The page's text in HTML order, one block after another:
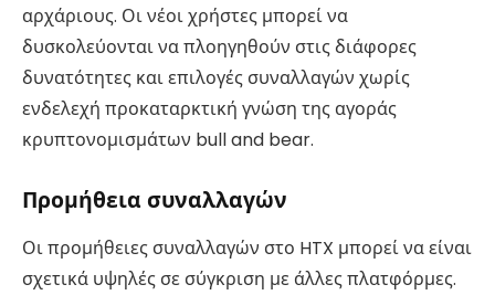
αρχάριους. Οι νέοι χρήστες μπορεί να
δυσκολεύονται να πλοηγηθούν στις διάφορες
δυνατότητες και επιλογές συναλλαγών χωρίς
ενδελεχή προκαταρκτική γνώση της αγοράς
κρυπτονομισμάτων bull and bear.
Προμήθεια συναλλαγών
Οι προμήθειες συναλλαγών στο HTX μπορεί να είναι
σχετικά υψηλές σε σύγκριση με άλλες πλατφόρμες.